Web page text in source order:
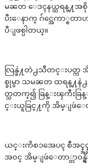
မၼတ ေဒၚနယ္ထရန္႔အစို
ပီးေနာက္ ဂ်င္အေကာ္စတ
ပီျဖစ္ပါတယ္။
လြန္ခဲ႔တဲ႕သီတင္းပတ္
စ္ခုမွာ သမၼတ ထရန္႔နဲ
တ္သတက္၍ ခြန္းၾကီးခြန္
င္းယူခြင္႔ကို အိမ္ျဖဴေတ
ယင္းကိစၥအေပၚ စီအင္န္
အ၀င္ အိမ္ျဖဴေတာ္တာ၀န္